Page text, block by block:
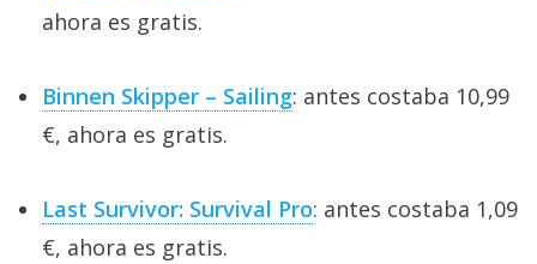
ahora es gratis.
Binnen Skipper – Sailing: antes costaba 10,99
€, ahora es gratis.
Last Survivor: Survival Pro: antes costaba 1,09
€, ahora es gratis.